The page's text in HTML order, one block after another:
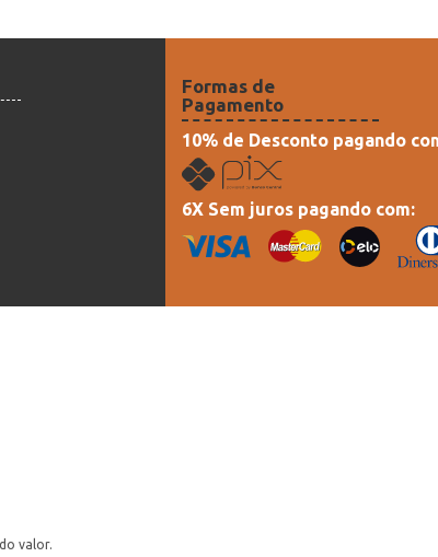
Formas de
Pagamento
10% de Desconto pagando
6X Sem juros pagando com:
valor.